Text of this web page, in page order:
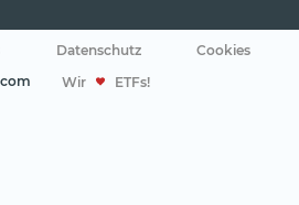
Datenschutz
Cookies
Wir ETFs!